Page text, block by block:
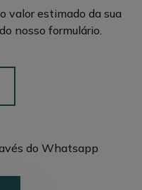
valor estimado da sua
nosso formulário.
do Whatsapp